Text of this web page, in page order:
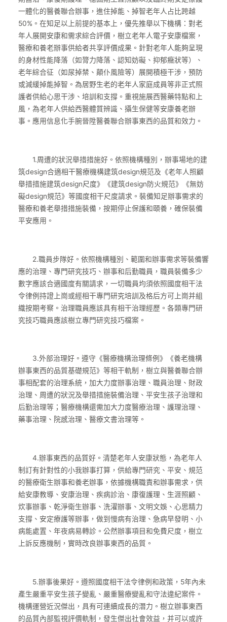
一體化的醫養聯合辦事，進住掉能、掉智老年人占比跨越
50%。在知足以上前提的基本上，優先推舉以下機構：對老
年人展開安康和需求綜合評價，樹立老年人電子安康檔案，
醫療和養老辦事供給者共享評價成果。針對老年人能夠呈現
的身材性能降落（如膂力降落、認知妨礙、抑郁癥狀等）、
老年綜合征（如尿掉禁、顛仆風險等）展開積極干涉，預防
或減緩掉能掉智。為居野生老的老年人家庭成員等非正式照
護者供給心思干涉、培訓和支撐。重視施展西醫藥特點和上
風，為老年人供給西醫體質辨識、攝生保健等安康養老辦
事。應用信息化手腕晉陞醫養聯合辦事東西的品質和效力。
1.周遭的狀況舉措措施好。依照機構種別，辦事場地的建
筑design合適相干醫療機構建筑design規范及《老年人照顧
舉措措施建筑design尺度》《建筑design防火規范》《無妨
礙design規范》等國度相干尺度請求。裝備知足辦事需求的
醫療和養老舉措措施裝備，按期停止保護和頤養，確保裝備
平安應用。
2.職員步隊好。依照機構種別、範圍和辦事需求等裝備響
應的治理、專門研究技巧、辦事和后勤職員，職員裝備多少
數字應該合適國度有關請求，一切職員均須依照國度相干法
令律例持證上崗或經相干專門研究培訓及格后方可上崗并組
織按期考察。治理職員應該具有相干治理經歷。各類專門研
究技巧職員應該樹立專門研究技巧檔案。
3.外部治理好。遵守《醫療機構治理條例》《養老機構
辦事東西的品質基礎規范》等相干軌制，樹立與醫養聯合辦
事相配套的治理系統，加大力度辦事治理、職員治理、財政
治理、周遭的狀況及舉措措施裝備治理、平安生孩子治理和
后勤治理等；醫療機構還需加大力度醫療治理、護理治理、
藥事治理、院感治理、醫療文書治理等。
4.辦事東西的品質好。清楚老年人安康狀態，為老年人
制訂有針對性的小我辦事打算，供給專門研究、平安、規范
的醫療衛生辦事和養老辦事，依據機構職責和辦事需求，供
給安康教導、安康治理、疾病診治、康復護理、生涯照顧、
炊事辦事、乾淨衛生辦事、洗濯辦事、文明文娛、心思精力
支撐、安定療護等辦事，做到慢病有治理、急病早發明、小
病能處置、年夜病易轉診。公然辦事項目和免費尺度，樹立
上訴反應機制，實時改良辦事東西的品質。
5.辦事後果好。遵照國度相干法令律例和政策，5年內未
產生嚴重平安生孩子變亂、嚴重醫療變亂和守法違紀案件。
機構運營近況傑出，具有可連續成長的潛力。樹立辦事東西
的品質內部監視評價軌制，發生傑出社會效益，并可以或許